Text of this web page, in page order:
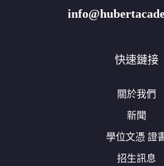
快速鏈接
關於我們
新聞
學位文憑 證
招生訊息